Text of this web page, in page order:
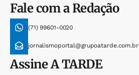
Fale com a Redação
(71) 99601-0020
jornalismoportal@grupoatarde.com.br
AssineA TARDE